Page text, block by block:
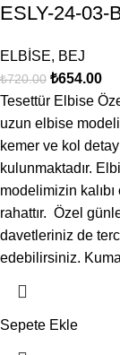
ESLY-24-03-
ELBİSE, BEJ
₺720.00 ₺654.00
Tesettür Elbise
uzun elbise
kemer ve kol
kulunmaktadır.
modelimizin
rahattır. Özel
davetleriniz de
edebilirsiniz.
Sepete Ekle